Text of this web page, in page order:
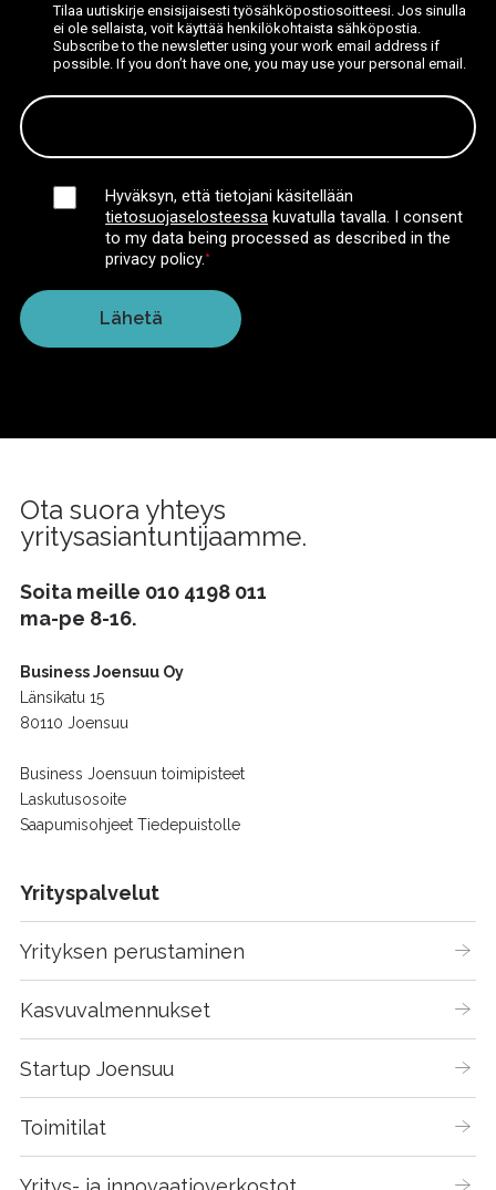
Tilaa uutiskirje ensisijaisesti työsähköpostiosoitteesi. Jos sinulla
ei ole sellaista, voit käyttää henkilökohtaista sähköpostia.
Subscribe to the newsletter using your work email address if
possible. If you don’t have one, you may use your personal email.
Hyväksyn, että tietojani käsitellään
tietosuojaselosteessa kuvatulla tavalla.
I consent
to my data being processed as described in the
privacy policy.*
Ota suora yhteys
yritysasiantuntijaamme.
Soita meille 010 4198 011
ma-pe 8-16.
Business Joensuu Oy
Länsikatu 15
80110 Joensuu
Business Joensuun toimipisteet
Laskutusosoite
Saapumisohjeet Tiedepuistolle
Yrityspalvelut
Yrityksen perustaminen
Kasvuvalmennukset
Startup Joensuu
Toimitilat